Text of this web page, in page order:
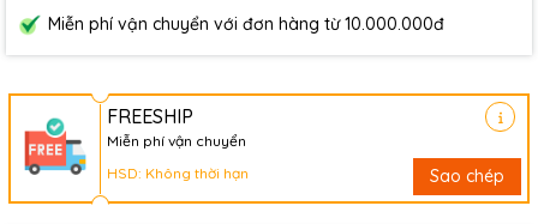
Miễn phí vận chuyển với đơn hàng từ 10.000.000đ
FREESHIP
Miễn phí vận chuyển
HSD: Không thời hạn
Sao chép